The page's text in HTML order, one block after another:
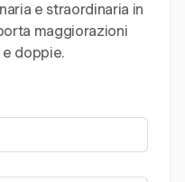
e straordinaria in
maggiorazioni
doppie.